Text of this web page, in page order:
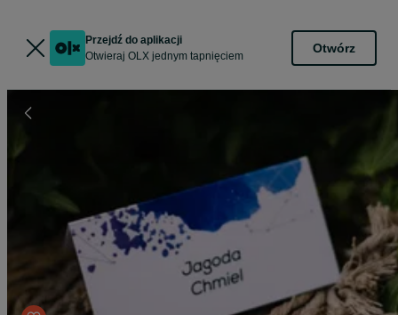
Przejdź do aplikacji
Otwieraj OLX jednym tapnięciem
Otwórz